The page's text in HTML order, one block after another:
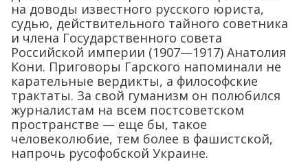
на доводы известного русского юриста,
судью, действительного тайного советника
и члена Государственного совета
Российской империи (1907—1917) Анатолия
Кони. Приговоры Гарского напоминали не
карательные вердикты, а философские
трактаты. За свой гуманизм он полюбился
журналистам на всем постсоветском
пространстве — еще бы, такое
человеколюбие, тем более в фашистской,
напрочь русофобской Украине.